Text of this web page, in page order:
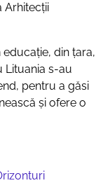
Arhitecții
din țara,
Lituania s-au
pentru a găsi
și ofere o